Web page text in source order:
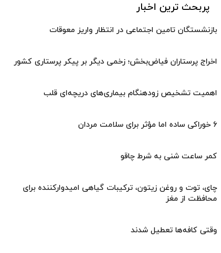
پربحث ترین اخبار
بازنشستگان تامین اجتماعی در انتظار واریز معوقات
اخراج پرستاران فیاض‌بخش؛ زخمی دیگر بر پیکر پرستاری کشور
اهمیت تشخیص زودهنگام بیماری‌های دریچه‌ای قلب
۶ خوراکی ساده اما مؤثر برای سلامت مردان
کمر ساعت شنی به شرط چاقو
چای، توت و روغن زیتون، ترکیبات گیاهی امیدوارکننده برای
محافظت از مغز
وقتی کافه‌ها تعطیل شدند